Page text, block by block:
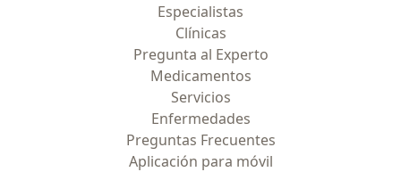
Especialistas
Clínicas
Pregunta al Experto
Medicamentos
Servicios
Enfermedades
Preguntas Frecuentes
Aplicación para móvil